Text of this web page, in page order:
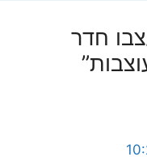
תעצבו חדר